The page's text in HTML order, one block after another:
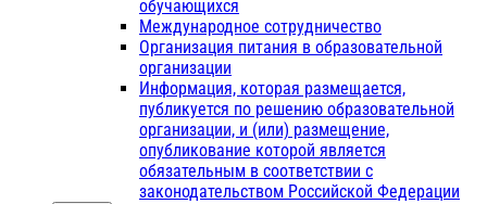
обучающихся
Международное сотрудничество
Организация питания в образовательной
организации
Информация, которая размещается,
публикуется по решению образовательной
организации, и (или) размещение,
опубликование которой является
обязательным в соответствии с
законодательством Российской Федерации